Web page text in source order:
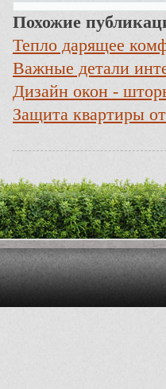
Похожие
Тепло дарящее
Важные детали
Дизайн окон -
Защита квартиры